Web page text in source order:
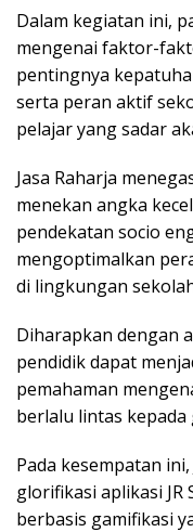
Dalam kegiatan ini,
mengenai faktor-
pentingnya
serta peran aktif
pelajar yang sadar
Jasa Raharja
menekan angka
pendekatan socio
mengoptimalkan
di lingkungan
Diharapkan dengan
pendidik dapat
pemahaman
berlalu lintas kepada
Pada kesempatan
glorifikasi aplikasi JR
berbasis gamifikasi